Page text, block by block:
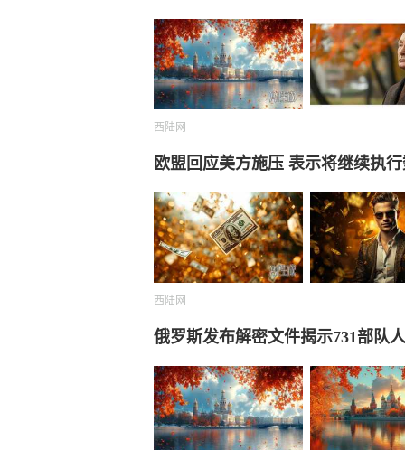
西陆网
欧盟回应美方施压 表示将继续执
西陆网
俄罗斯发布解密文件揭示731部队